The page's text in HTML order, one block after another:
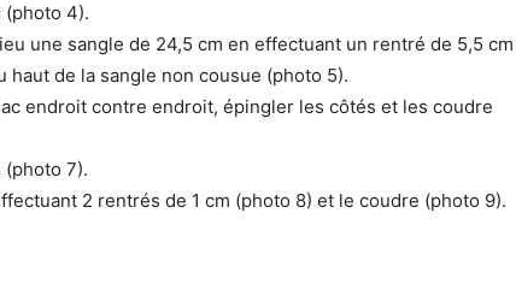
(photo 4).
une sangle de 24,5 cm en effectuant un rentré de 5,5 cm
de la sangle non cousue (photo 5).
endroit contre endroit, épingler les côtés et les coudre
7).
2 rentrés de 1 cm (photo 8) et le coudre (photo 9).